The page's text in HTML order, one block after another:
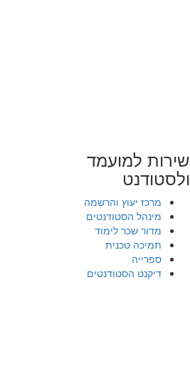
שירות למועמד
ולסטודנט
מרכז יעוץ והרשמה
מינהל הסטודנטים
מדור שכר לימוד
תמיכה טכנית
ספרייה
דיקנט הסטודנטים